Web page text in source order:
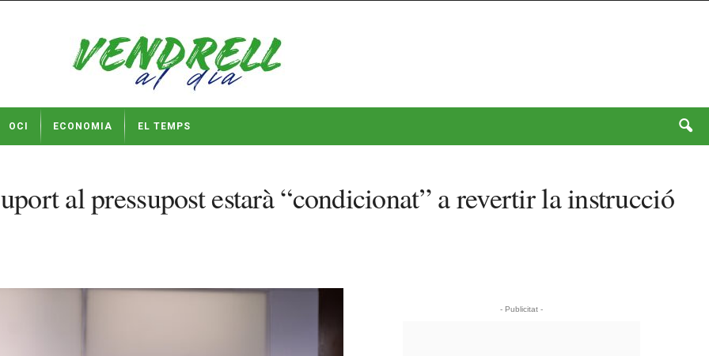
OCI ECONOMIA EL TEMPS
al pressupost estarà “condicionat” a revertir la instrucció
- Publicitat -